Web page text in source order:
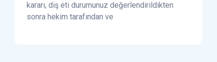
kararı, diş eti durumunuz değerlendirildikten
sonra hekim tarafından ve